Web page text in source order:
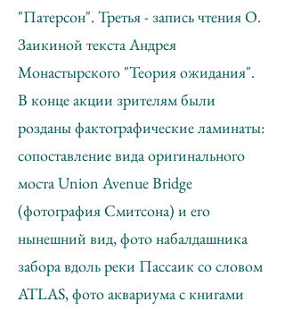
"Патерсон". Третья - запись чтения О.
Заикиной текста Андрея
Монастырского "Теория ожидания".
В конце акции зрителям были
розданы фактографические ламинаты:
сопоставление вида оригинального
моста Union Avenue Bridge
(фотография Смитсона) и его
нынешний вид, фото набалдашника
забора вдоль реки Пассаик со словом
ATLAS, фото аквариума с книгами